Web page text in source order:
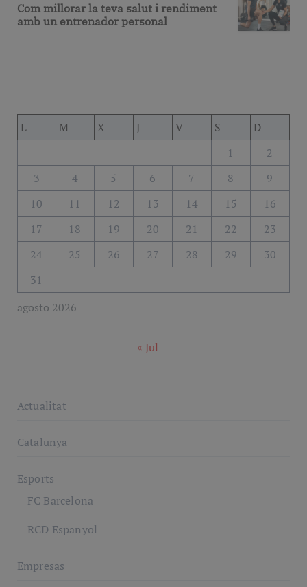
Com millorar la teva salut i rendiment
amb un entrenador personal
agosto 2026
L M X J V S
D
1
2
3
4 5 6 7 8
9
10
11 12 13 14 15
16
17
18 19 20 21 22
23
24
25 26 27 28 29
30
31
« Jul
Actualitat
Catalunya
Esports
FC Barcelona
RCD Espanyol
Empresas